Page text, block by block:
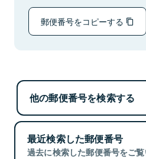
郵便番号をコピーする
他の郵便番号を検索する
最近検索した郵便番号
過去に検索した郵便番号をご覧